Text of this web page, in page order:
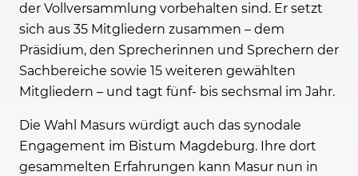
der Vollversammlung vorbehalten sind. Er setzt
sich aus 35 Mitgliedern zusammen – dem
Präsidium, den Sprecherinnen und Sprechern der
Sachbereiche sowie 15 weiteren gewählten
Mitgliedern – und tagt fünf- bis sechsmal im Jahr.
Die Wahl Masurs würdigt auch das synodale
Engagement im Bistum Magdeburg. Ihre dort
gesammelten Erfahrungen kann Masur nun in